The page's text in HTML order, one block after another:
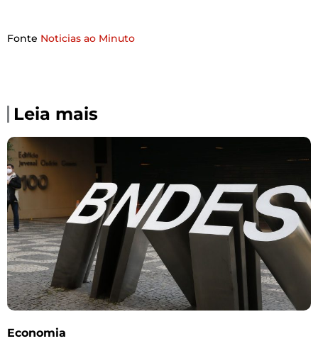
Fonte Noticias ao Minuto
Leia mais
Economia